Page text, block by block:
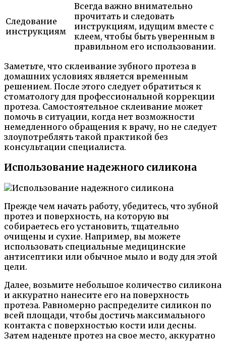
Следование
инструкциям
Всегда важно внимательно
прочитать и следовать
инструкциям, идущим вместе с
клеем, чтобы быть уверенным в
правильном его использовании.
Заметьте, что склеивание зубного протеза в
домашних условиях является временным
решением. После этого следует обратиться к
стоматологу для профессиональной коррекции
протеза. Самостоятельное склеивание может
помочь в ситуации, когда нет возможности
немедленного обращения к врачу, но не следует
злоупотреблять такой практикой без
консультации специалиста.
Использование надежного силикона
Прежде чем начать работу, убедитесь, что зубной
протез и поверхность, на которую вы
собираетесь его установить, тщательно
очищены и сухие. Например, вы можете
использовать специальные медицинские
антисептики или обычное мыло и воду для этой
цели.
Далее, возьмите небольшое количество силикона
и аккуратно нанесите его на поверхность
протеза. Равномерно распределите силикон по
всей площади, чтобы достичь максимального
контакта с поверхностью кости или десны.
Затем наденьте протез на свое место, аккуратно